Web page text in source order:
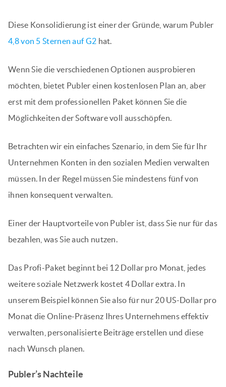
Diese Konsolidierung ist einer der Gründe, warum Publer
4,8 von 5 Sternen auf G2 hat.
Wenn Sie die verschiedenen Optionen ausprobieren
möchten, bietet Publer einen kostenlosen Plan an, aber
erst mit dem professionellen Paket können Sie die
Möglichkeiten der Software voll ausschöpfen.
Betrachten wir ein einfaches Szenario, in dem Sie für Ihr
Unternehmen Konten in den sozialen Medien verwalten
müssen. In der Regel müssen Sie mindestens fünf von
ihnen konsequent verwalten.
Einer der Hauptvorteile von Publer ist, dass Sie nur für das
bezahlen, was Sie auch nutzen.
Das Profi-Paket beginnt bei 12 Dollar pro Monat, jedes
weitere soziale Netzwerk kostet 4 Dollar extra. In
unserem Beispiel können Sie also für nur 20 US-Dollar pro
Monat die Online-Präsenz Ihres Unternehmens effektiv
verwalten, personalisierte Beiträge erstellen und diese
nach Wunsch planen.
Publer’s Nachteile